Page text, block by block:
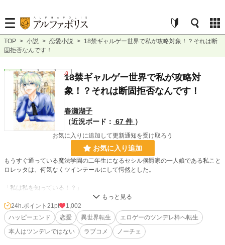
TOP > 小説 > 恋愛小説 > 18禁ギャルゲー世界で私が攻略対象！？それは断
固拒否なんです！
恋愛 完結 長編 R1818禁ギャルゲー世界で私が攻略対
象！？それは断固拒否なんです！
春瀬湖子
（近況ボード： 67 件 ）
お気に入りに追加して更新通知を受け取ろう
お気に入り追加
もうすぐ通っている魔法学園の二年生になるセシル侯爵家の一人娘である私こと
ロレッタは、何気なくツインテールにして愕然とした。
「私は私を知っている！？」
鏡に映った自分の姿を見て、ここが前世の兄がプレイしていた難易度激甘の18
禁ギャルゲーの世界だと気付いたロレッタは、えっちなことをされながらこのゲ
ームの主人公に攻略され、将来はハーレムの一員になるという未来に愕然とす
る。
24h.ポイント 21pt
1,002
ハッピーエンド
恋愛 異世界転生
エロゲーのツンデレ枠へ転生
本人はツンデレではない
ラブコメ ノーチェ